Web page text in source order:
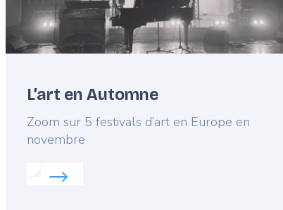
L’art en Automne
Lead
Zoom sur 5 festivals d’art en Europe en
novembre
Read more about: